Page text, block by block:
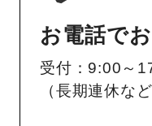
お電話で
受付：9:00～
（長期連休な